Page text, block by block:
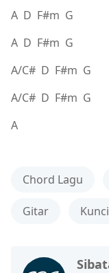
A D F#m G
A D F#m G
A/C# D F#m G
A/C# D F#m G
A
Chord Lagu
Gitar